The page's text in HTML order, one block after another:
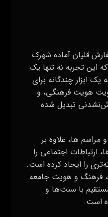
قلیان آماده شهرک
این تجربه نه تنها یک
ابزار چندگانه برای
هویت فرهنگی، و
تبدیل شده
مراسم ها، علاوه بر
ارتباطات اجتماعی را
را ایجاد کرده است.
فرهنگ و هویت جامعه
با سنت‌ها و
است.